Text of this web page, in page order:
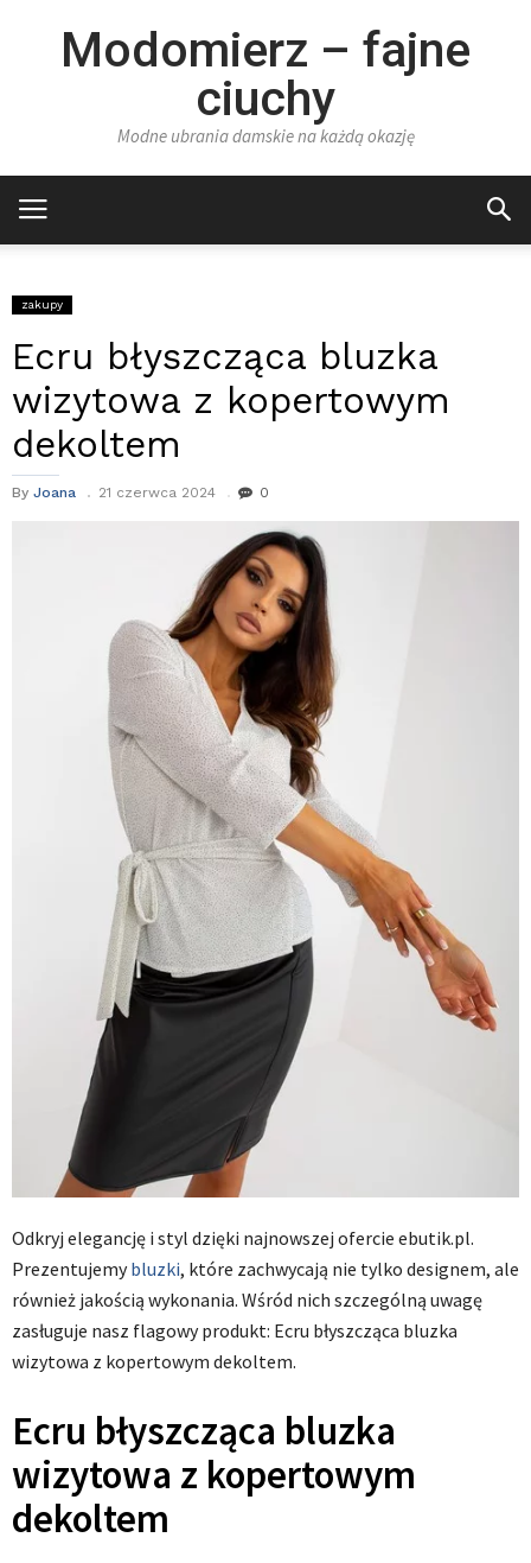
Modomierz – fajne
ciuchy
Modne ubrania damskie na każdą okazję
zakupy
Ecru błyszcząca bluzka
wizytowa z kopertowym
dekoltem
By Joana 21 czerwca 2024 0
Odkryj elegancję i styl dzięki najnowszej ofercie ebutik.pl.
Prezentujemybluzki, które zachwycają nie tylko designem, ale
również jakością wykonania. Wśród nich szczególną uwagę
zasługuje nasz flagowy produkt: Ecru błyszcząca bluzka
wizytowa z kopertowym dekoltem.
Ecru błyszcząca bluzka
wizytowa z kopertowym
dekoltem